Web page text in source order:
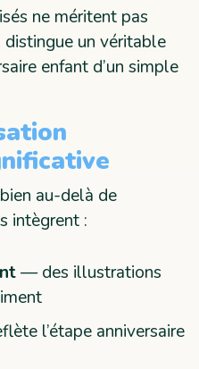
ne méritent pas
distingue un véritable
enfant d’un simple
au-delà de
intègrent :
— des illustrations
l’étape anniversaire